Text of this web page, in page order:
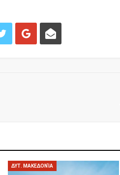
ΔΥΤ. ΜΑΚΕΔΟΝΊΑ